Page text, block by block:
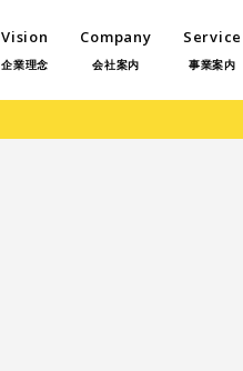
Vision
企業理念
Company
会社案内
Service
事業案内